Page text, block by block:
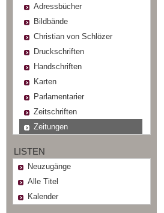
Adressbücher
Bildbände
Christian von Schlözer
Druckschriften
Handschriften
Karten
Parlamentarier
Zeitschriften
Zeitungen
LISTEN
Neuzugänge
Alle Titel
Kalender